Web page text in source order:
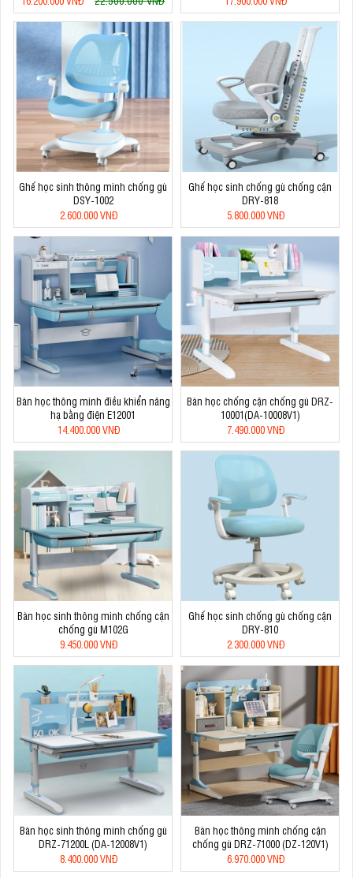
Ghế học sinh thông minh chống gù
DSY-1002
2.600.000 VNĐ
Ghế học sinh chống gù chống cận
DRY-818
5.800.000 VNĐ
Bàn học thông minh điều khiển nâng
hạ bằng điện E12001
14.400.000 VNĐ
Bàn học chống cận chống gù DRZ-
10001(DA-10008V1)
7.490.000 VNĐ
Bàn học sinh thông minh chống cận
chống gù M102G
9.450.000 VNĐ
Ghế học sinh chống gù chống cận
DRY-810
2.300.000 VNĐ
Bàn học sinh thông minh chống gù
DRZ-71200L (DA-12008V1)
8.400.000 VNĐ
Bàn học thông minh chống cận
chống gù DRZ-71000 (DZ-120V1)
6.970.000 VNĐ